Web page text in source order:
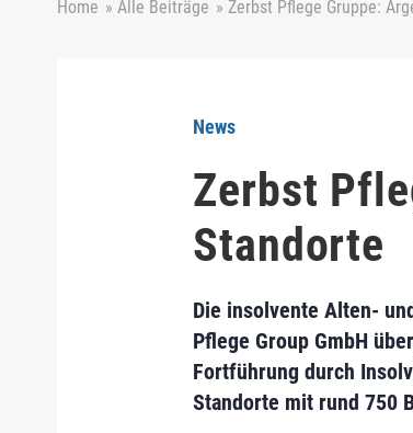
Home » Alle Beiträge » Zerbst Pflege Gruppe:
News
Zerbst
Standorte
Die insolvente Alten-
Pflege Group GmbH
Fortführung durch
Standorte mit rund 750